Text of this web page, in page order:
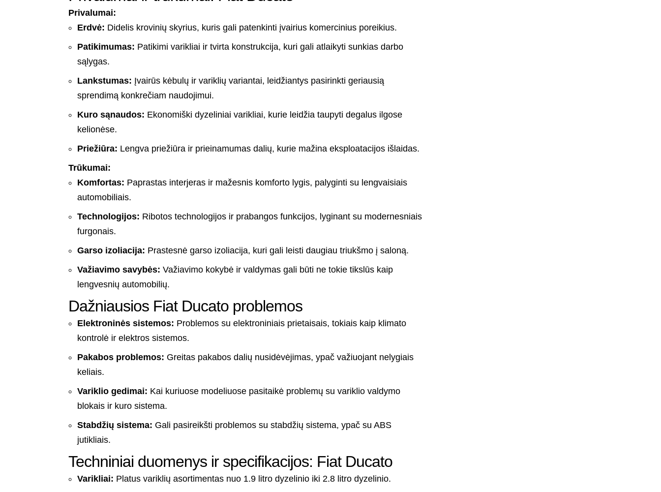
Privalumai:
Erdvė: Didelis krovinių skyrius, kuris gali patenkinti įvairius komercinius poreikius.
Patikimumas: Patikimi varikliai ir tvirta konstrukcija, kuri gali atlaikyti sunkias darbo
sąlygas.
Lankstumas: Įvairūs kėbulų ir variklių variantai, leidžiantys pasirinkti geriausią
sprendimą konkrečiam naudojimui.
Kuro sąnaudos: Ekonomiški dyzeliniai varikliai, kurie leidžia taupyti degalus ilgose
kelionėse.
Priežiūra: Lengva priežiūra ir prieinamumas dalių, kurie mažina eksploatacijos išlaidas.
Trūkumai:
Komfortas: Paprastas interjeras ir mažesnis komforto lygis, palyginti su lengvaisiais
automobiliais.
Technologijos: Ribotos technologijos ir prabangos funkcijos, lyginant su modernesniais
furgonais.
Garso izoliacija: Prastesnė garso izoliacija, kuri gali leisti daugiau triukšmo į saloną.
Važiavimo savybės: Važiavimo kokybė ir valdymas gali būti ne tokie tikslūs kaip
lengvesnių automobilių.
Dažniausios Fiat Ducato problemos
Elektroninės sistemos: Problemos su elektroniniais prietaisais, tokiais kaip klimato
kontrolė ir elektros sistemos.
Pakabos problemos: Greitas pakabos dalių nusidėvėjimas, ypač važiuojant nelygiais
keliais.
Variklio gedimai: Kai kuriuose modeliuose pasitaikė problemų su variklio valdymo
blokais ir kuro sistema.
Stabdžių sistema: Gali pasireikšti problemos su stabdžių sistema, ypač su ABS
jutikliais.
Techniniai duomenys ir specifikacijos: Fiat Ducato
Varikliai: Platus variklių asortimentas nuo 1.9 litro dyzelinio iki 2.8 litro dyzelinio.